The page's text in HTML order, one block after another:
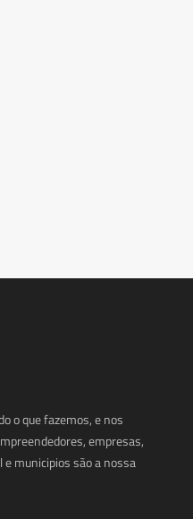
o que fazemos, e nos
empresas,
e municipios são a nossa